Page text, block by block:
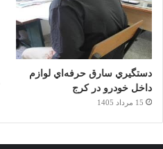
دستگيري سارق حرفه‌اي لوازم
داخل خودرو در کرج
15 مرداد 1405